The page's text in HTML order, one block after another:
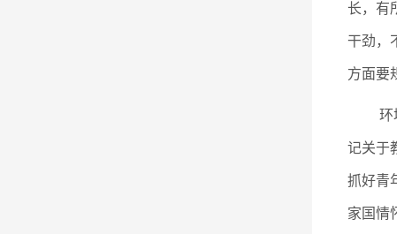
长，有
干劲，
方面要
环
记关于
抓好青
家国情